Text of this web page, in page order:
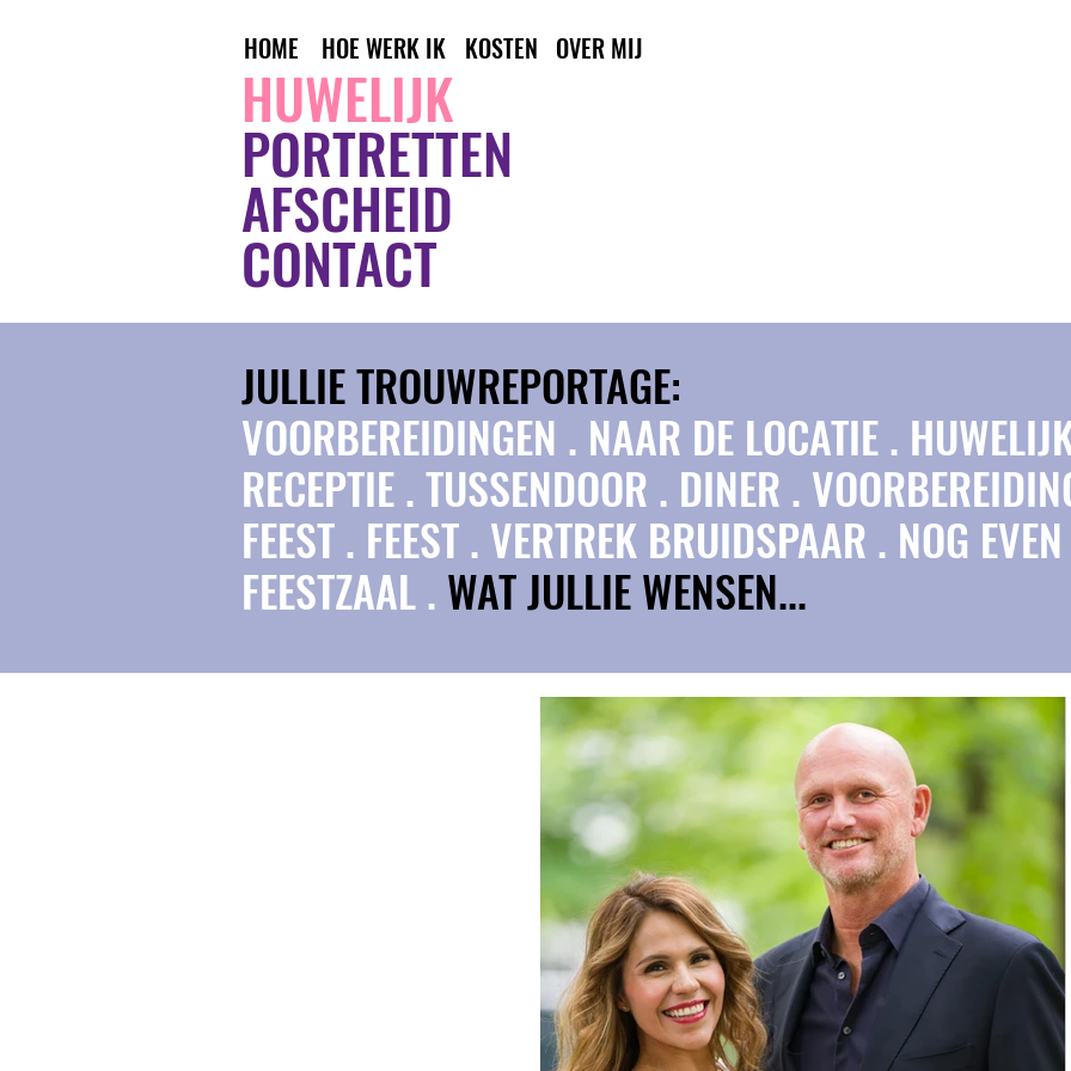
HOME HOE WERK IK KOSTEN OVER MIJ
HUWELIJK
PORTRETTEN
AFSCHEID
CONTACT
JULLIE TROUWREPORTAGE:
VOORBEREIDINGEN . NAAR DE LOCATIE .
RECEPTIE . TUSSENDOOR . DINER .
FEEST . FEEST . VERTREK BRUIDSPAAR . NOG
FEESTZAAL . WAT JULLIE WENSEN...